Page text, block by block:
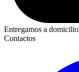
Entregamos a domicilio
Contactos